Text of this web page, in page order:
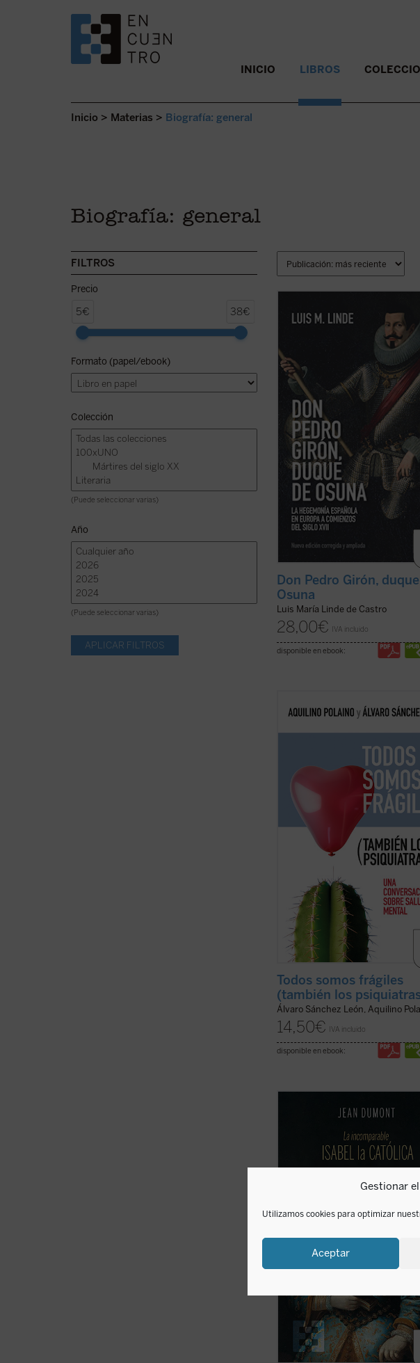
Gestionar
Utilizamos cookies para optimizar
Aceptar
SALTAR AL CONTENIDO. INICIO LIBROS
Inicio > Materias > Biografía: general
Biografía: general
FILTROS
Precio
5€ 38€
Formato (papel/ebook)
Colección
(Puede seleccionar varias)
Año
(Puede seleccionar varias)
El «Grande Osuna», como le llamó
amigo y agente, Francisco de
fue un personaje legendario aún
y, con el tiempo, pasó a ser uno de
más destacados «réprobos» de la
Leyenda Negra. Su biografía, sin
fantasías y ...(ver ficha)
Don Pedro Girón,
Osuna
Luis María Linde de Castro
28,00€ IVA incluido
disponible en ebook:
¿Qué bulle dentro de un
miles de biografías? Conversar
de su carrera médica justo
colgar la bata es sanador. Más de
preguntas sobre él y sobre cada
(ver ficha)
Todos somos frágiles
(también los
Álvaro Sánchez León, Aquilino
14,50€ IVA incluido
disponible en ebook:
A través de un estilo ameno y
Isabel y nos presenta a una mujer
gran inteligencia, astucia y
determinación, que supo afrontar
unidad de España. Una obra ...